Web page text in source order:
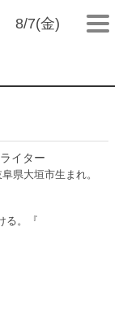
8/7(金)
イター
県大垣市生まれ。
る。『